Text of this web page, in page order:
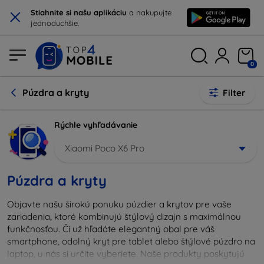
× Stiahnite si našu aplikáciu a nakupujte
jednoduchšie.
0
Púzdra a kryty Filter
Rýchle vyhľadávanie
Xiaomi Poco X6 Pro
Púzdra a kryty
Objavte našu širokú ponuku púzdier a krytov pre vaše
zariadenia, ktoré kombinujú štýlový dizajn s maximálnou
funkčnosťou. Či už hľadáte elegantný obal pre váš
smartphone, odolný kryt pre tablet alebo štýlové púzdro na
laptop, u nás si určite vyberiete. Naše produkty poskytujú